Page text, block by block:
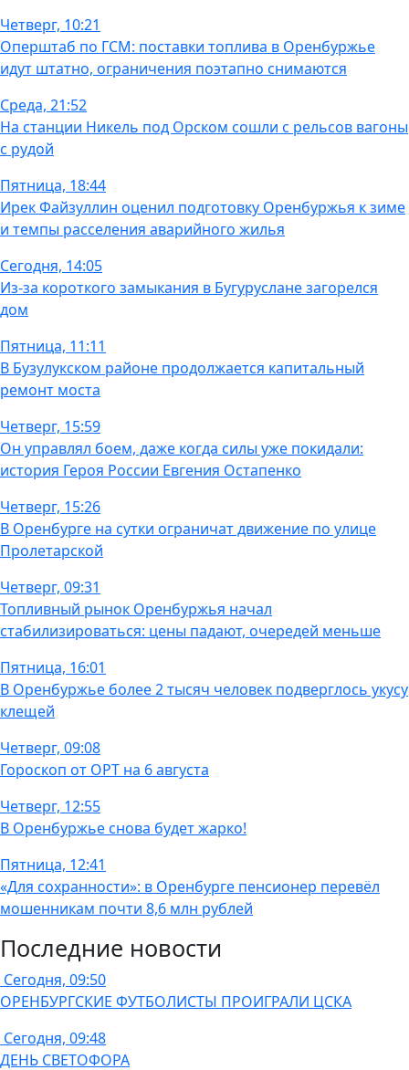
Четверг, 10:21
Оперштаб по ГСМ: поставки топлива в Оренбуржье
идут штатно, ограничения поэтапно снимаются
Среда, 21:52
На станции Никель под Орском сошли с рельсов вагоны
с рудой
Пятница, 18:44
Ирек Файзуллин оценил подготовку Оренбуржья к зиме
и темпы расселения аварийного жилья
Сегодня, 14:05
Из-за короткого замыкания в Бугуруслане загорелся
дом
Пятница, 11:11
В Бузулукском районе продолжается капитальный
ремонт моста
Четверг, 15:59
Он управлял боем, даже когда силы уже покидали:
история Героя России Евгения Остапенко
Четверг, 15:26
В Оренбурге на сутки ограничат движение по улице
Пролетарской
Четверг, 09:31
Топливный рынок Оренбуржья начал
стабилизироваться: цены падают, очередей меньше
Пятница, 16:01
В Оренбуржье более 2 тысяч человек подверглось укусу
клещей
Четверг, 09:08
Гороскоп от ОРТ на 6 августа
Четверг, 12:55
В Оренбуржье снова будет жарко!
Пятница, 12:41
«Для сохранности»: в Оренбурге пенсионер перевёл
мошенникам почти 8,6 млн рублей
Последние новости
Сегодня, 09:50
ОРЕНБУРГСКИЕ ФУТБОЛИСТЫ ПРОИГРАЛИ ЦСКА
Сегодня, 09:48
ДЕНЬ СВЕТОФОРА